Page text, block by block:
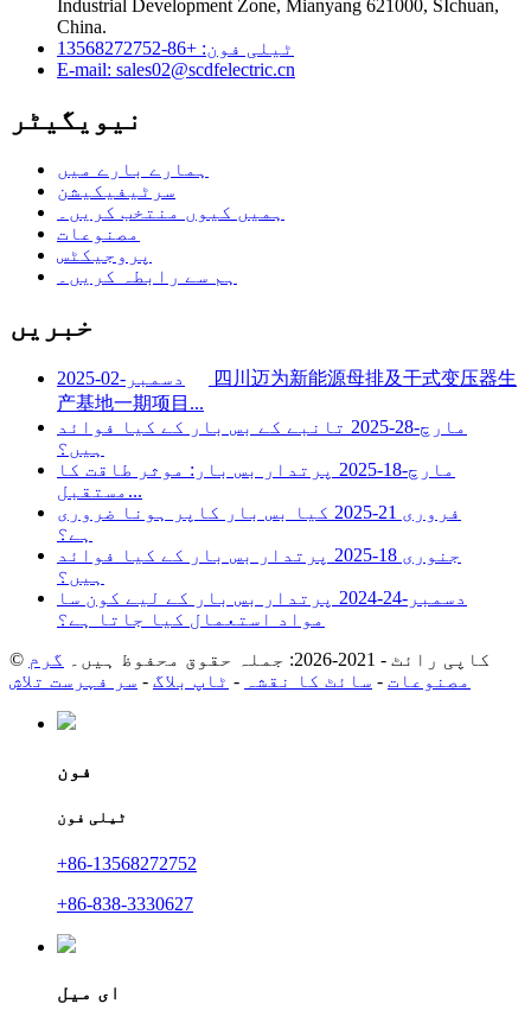
Industrial Development Zone, Mianyang 621000, SIchuan,
China.
ٹیلی فون: +86-13568272752
E-mail: sales02@scdfelectric.cn
نیویگیٹر
ہمارے بارے میں
سرٹیفیکیشن
ہمیں کیوں منتخب کریں۔
مصنوعات
پروجیکٹس
ہم سے رابطہ کریں۔
خبریں
دسمبر-02-2025
四川迈为新能源母排及干式变压器生
产基地一期项目...
مارچ-28-2025
تانبے کے بس بار کے کیا فوائد
ہیں؟
مارچ-18-2025
پرتدار بس بار: موثر طاقت کا
مستقبل...
فروری 21-2025
کیا بس بار کاپر ہونا ضروری
ہے؟
جنوری 18-2025
پرتدار بس بار کے کیا فوائد
ہیں؟
دسمبر-24-2024
پرتدار بس بار کے لیے کون سا
مواد استعمال کیا جاتا ہے؟
© کاپی رائٹ - 2021-2026: جملہ حقوق محفوظ ہیں۔
گرم
مصنوعات - سائٹ کا نقشہ - ٹاپ بلاگ - سر فہرست تلاش
فون
ٹیلی فون
+86-13568272752
+86-838-3330627
ای میل